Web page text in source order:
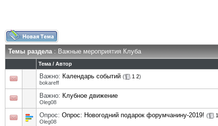
Темы раздела: Важные мероприятия Клуба
Тема / Автор
Важно: Календарь событий ( 1 2)
bokareff
Важно: Клубное движение
Oleg08
Опрос: Опрос: Новогодний подарок форумчанину-2019! (
1
Oleg08